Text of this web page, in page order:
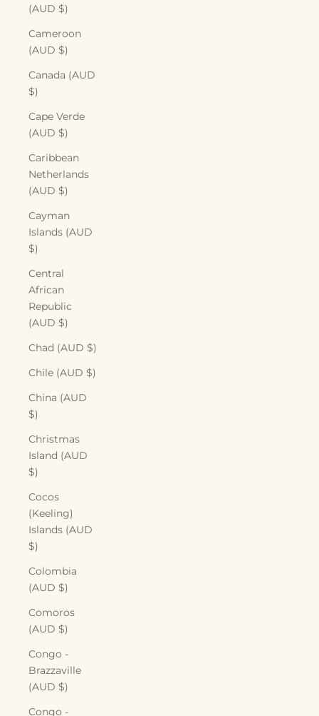
(AUD $)
Cameroon
(AUD $)
Canada (AUD
$)
Cape Verde
(AUD $)
Caribbean
Netherlands
(AUD $)
Cayman
Islands (AUD
$)
Central
African
Republic
(AUD $)
Chad (AUD $)
Chile (AUD $)
China (AUD
$)
Christmas
Island (AUD
$)
Cocos
(Keeling)
Islands (AUD
$)
Colombia
(AUD $)
Comoros
(AUD $)
Congo -
Brazzaville
(AUD $)
Congo -